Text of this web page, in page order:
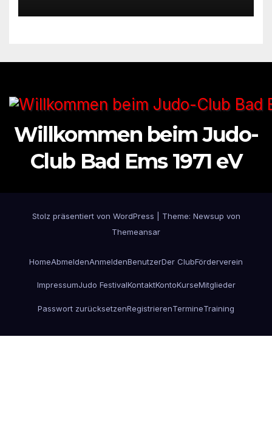
Willkommen beim Judo-
Club Bad Ems 1971 eV
Stolz präsentiert von WordPress
Theme: Newsup von
Themeansar
HomeAbmeldenAnmeldenBenutzerDer ClubFörderverein
ImpressumJudo FestivalKontaktKontoKurseMitglieder
Passwort zurücksetzenRegistrierenTermineTraining